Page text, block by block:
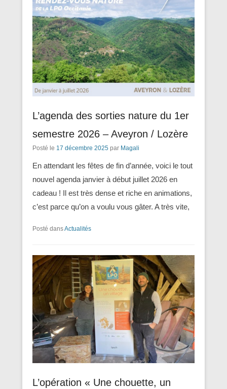
L’agenda des sorties nature du 1er
semestre 2026 – Aveyron / Lozère
Posté le 17 décembre 2025 par Magali
En attendant les fêtes de fin d’année, voici le tout
nouvel agenda janvier à début juillet 2026 en
cadeau ! Il est très dense et riche en animations,
c’est parce qu’on a voulu vous gâter. A très vite,
Posté dansActualités
L’opération « Une chouette, un